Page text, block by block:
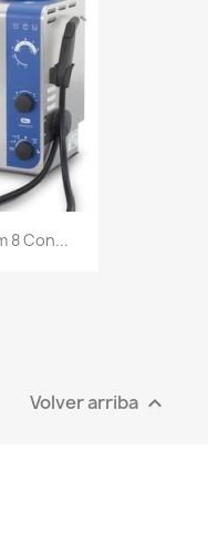
8 Con...
Volver arriba 